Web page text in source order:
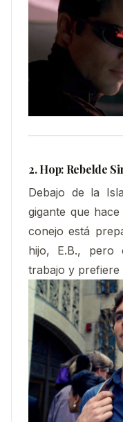
2. Hop: Rebelde
Debajo de la
gigante que
conejo está
hijo, E.B., pero
trabajo y prefiere